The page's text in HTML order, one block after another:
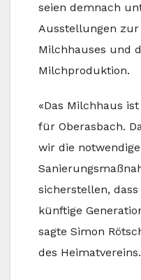
seien demnach
Ausstellungen zur
Milchhauses und
Milchproduktion.
«Das Milchhaus
für Oberasbach.
wir die
sicherstellen,
künftige
sagte Simon
des Heimatvereins.